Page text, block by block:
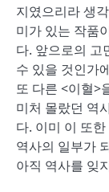
지였으리라 생
미가 있는 작품
다. 앞으로의 고
수 있을 것인가
또 다른 <이혈>
미처 몰랐던 역
다. 이미 이 또
역사의 일부가
아직 역사를 잊